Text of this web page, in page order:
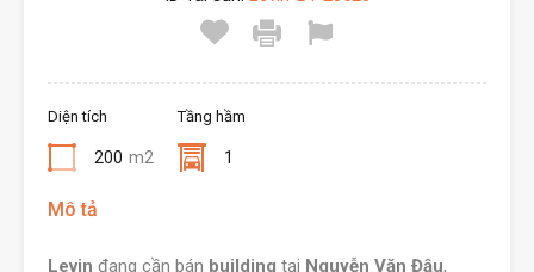
Diện tích
200 m2
Tầng hầm
1
Mô tả
Levin đang cần bán building tại Nguyễn Văn Đậu,